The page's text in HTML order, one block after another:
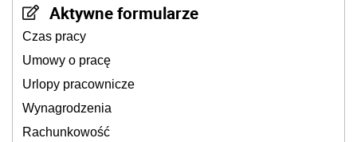
Aktywne formularze
Czas pracy
Umowy o pracę
Urlopy pracownicze
Wynagrodzenia
Rachunkowość